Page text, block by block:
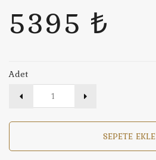
5395 ₺
Adet
SEPETE EKLE